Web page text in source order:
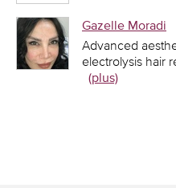
Gazelle Moradi
Advanced
electrolysis hair
(plus)